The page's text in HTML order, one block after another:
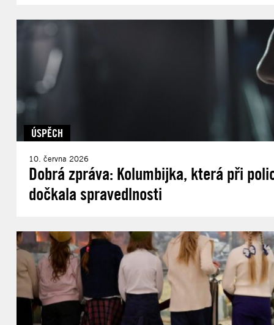
ÚSPĚCH
10. června 2026
Dobrá zpráva: Kolumbijka, která při
dočkala spravedlnosti